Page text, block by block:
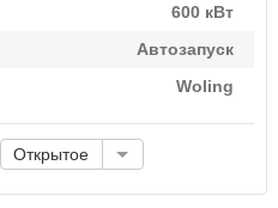
600 кВт
Автозапуск
Woling
Открытое